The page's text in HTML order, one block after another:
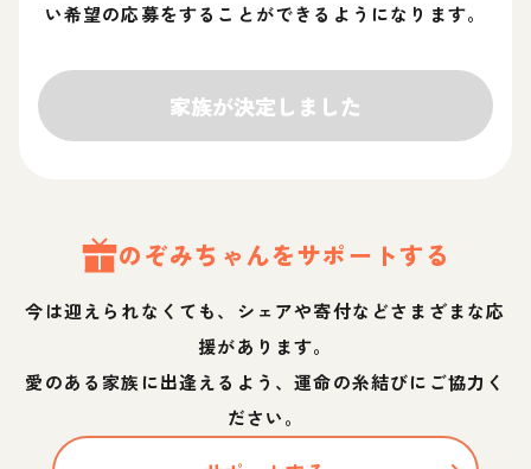
い希望の応募をすることができるようになります。
家族が決定しました
のぞみちゃんをサポートする
今は迎えられなくても、シェアや寄付などさまざまな応
援があります。
愛のある家族に出逢えるよう、運命の糸結びにご協力く
ださい。